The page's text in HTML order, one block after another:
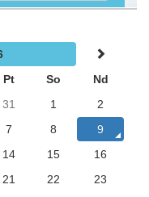
Pt So
Nd
31 1
2
7 8
9
14 15
16
21 22
23